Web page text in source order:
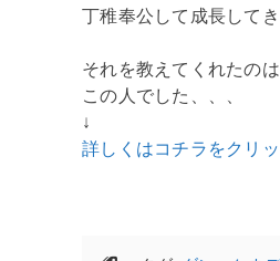
丁稚奉公して成長してき
それを教えてくれたのは
この人でした、、、
↓
詳しくはコチラをクリッ